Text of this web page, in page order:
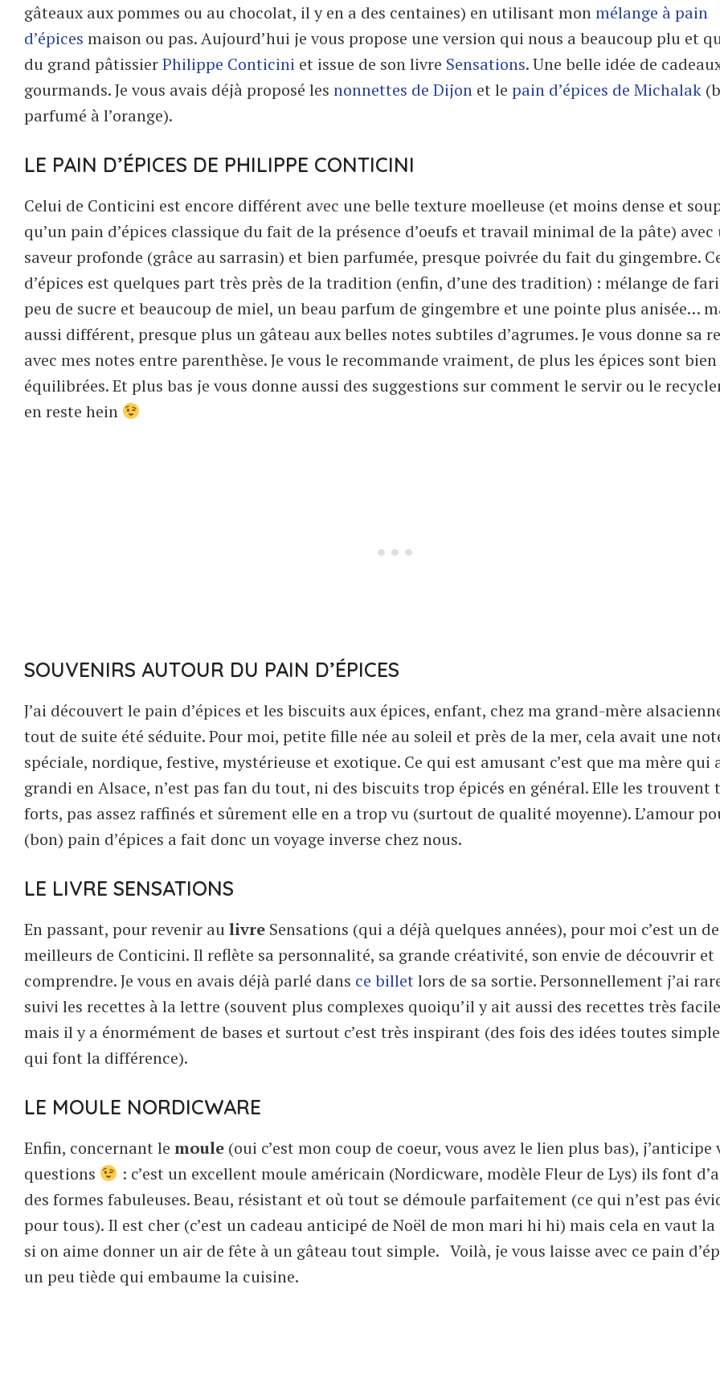
gâteaux aux pommes ou au chocolat, il y en a des centaines) en utilisant monmélange à pain
d’épices maison ou pas. Aujourd’hui je vous propose une version qui nous a beaucoup plu et
du grand pâtissierPhilippe Conticini et issue de son livre Sensations. Une belle idée de
gourmands. Je vous avais déjà proposé les nonnettes de Dijon et le pain d’épices de Michalak
parfumé à l’orange).
LE PAIN D’ÉPICES DE PHILIPPE CONTICINI
Celui de Conticini est encore différent avec une belle texture moelleuse (et moins dense et
qu’un pain d’épices classique du fait de la présence d’oeufs et travail minimal de la pâte) avec
saveur profonde (grâce au sarrasin) et bien parfumée, presque poivrée du fait du gingembre.
d’épices est quelques part très près de la tradition (enfin, d’une des tradition) : mélange de
peu de sucre et beaucoup de miel, un beau parfum de gingembre et une pointe plus anisée…
aussi différent, presque plus un gâteau aux belles notes subtiles d’agrumes. Je vous donne sa
avec mes notes entre parenthèse. Je vous le recommande vraiment, de plus les épices sont bien
équilibrées. Et plus bas je vous donne aussi des suggestions sur comment le servir ou le
en reste hein
SOUVENIRS AUTOUR DU PAIN D’ÉPICES
J’ai découvert le pain d’épices et les biscuits aux épices, enfant, chez ma grand-mère
tout de suite été séduite. Pour moi, petite fille née au soleil et près de la mer, cela avait une
spéciale, nordique, festive, mystérieuse et exotique. Ce qui est amusant c’est que ma mère qui
grandi en Alsace, n’est pas fan du tout, ni des biscuits trop épicés en général. Elle les trouvent
forts, pas assez raffinés et sûrement elle en a trop vu (surtout de qualité moyenne). L’amour
(bon) pain d’épices a fait donc un voyage inverse chez nous.
LE LIVRE SENSATIONS
En passant, pour revenir au livre Sensations (qui a déjà quelques années), pour moi c’est un
meilleurs de Conticini. Il reflète sa personnalité, sa grande créativité, son envie de découvrir et
comprendre. Je vous en avais déjà parlé dans ce billetlors de sa sortie. Personnellement j’ai
suivi les recettes à la lettre (souvent plus complexes quoiqu’il y ait aussi des recettes très
mais il y a énormément de bases et surtout c’est très inspirant (des fois des idées toutes
qui font la différence).
LE MOULE NORDICWARE
Enfin, concernant le moule (oui c’est mon coup de coeur, vous avez le lien plus bas), j’anticipe
questions
: c’est un excellent moule américain (Nordicware, modèle Fleur de Lys) ils font
des formes fabuleuses. Beau, résistant et où tout se démoule parfaitement (ce qui n’est pas
pour tous). Il est cher (c’est un cadeau anticipé de Noël de mon mari hi hi) mais cela en vaut la
si on aime donner un air de fête à un gâteau tout simple. Voilà, je vous laisse avec ce pain
un peu tiède qui embaume la cuisine.